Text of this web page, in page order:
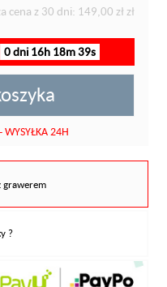
cena z 30 dni: 149,00 zł zł
0 dni 16h 18m 39s
24H
grawerem
?